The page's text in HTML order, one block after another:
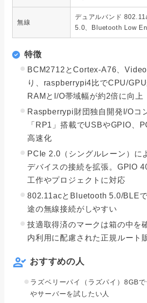
無線
デュアルバンド
5.0、Bluetooth Low
特徴
BCM2712とCortex-A76、
り、raspberrypi4比でCPU/GPU
RAMとI/O帯域幅が約2倍に向上
Raspberrypi財団独自開発I/Oコ
「RP1」搭載でUSBやGPIO、
高速化
PCIe 2.0（シングルレーン）に
デバイスの接続を拡張。GPIO
工作やプロジェクトに対応
802.11acとBluetooth 5.0/BLE
途の無線接続がしやすい
技適取得済のマークは箱の中を
内利用に配慮された正規ルート
おすすめの人
ラズベリーパイ（ラズパイ）8GB
やサーバーを試したい人